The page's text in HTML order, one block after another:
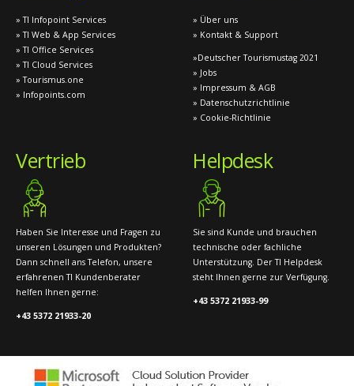
» TI Infopoint Services
» TI Web & App Services
» TI Office Services
» TI Cloud Services
» Tourismus.one
» Infopoints.com
» Über uns
» Kontakt & Support
»Deutscher Tourismustag 2021
» Jobs
» Impressum & AGB
» Datenschutzrichtlinie
» Cookie-Richtlinie
Vertrieb
Haben Sie Interesse und Fragen zu
unseren Lösungen und Produkten?
Dann schnell ans Telefon, unsere
erfahrenen TI Kundenberater
helfen Ihnen gerne:
+43 5372 21933-20
Helpdesk
Sie sind Kunde und brauchen
technische oder fachliche
Unterstützung. Der TI Helpdesk
steht Ihnen gerne zur Verfügung.
+43 5372 21933-99